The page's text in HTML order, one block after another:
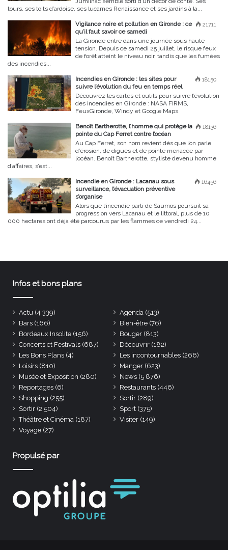
tours, ses toits d’ardoise, ses lucarnes Renaissance et ses jardins à la...
21711
Vigilance noire et pollution en Gironde : ce
qu’il faut savoir ce samedi
La Gironde entre dans une journée sous haute
tension. Depuis ce samedi 25 juillet, le risque feux
de forêt atteint le niveau noir, tandis que les fumées
des incendies...
18150
Incendies en Gironde : les sites pour
suivre l’évolution du feu en temps réel
Découvrez les cartes et outils pour suivre l’évolution
des incendies en Gironde : NASA FIRMS,
FeuxGironde, Windy et Google Maps.
18136
Benoît Bartherotte, l’homme qui protège la
pointe du Cap Ferret contre l’océan
Au Cap Ferret, son nom revient dès que l’on parle
d’érosion, de digues et de pointe menacée par
l’océan. Benoît Bartherotte, styliste devenu homme
d’affaires, s’est...
16456
Incendie en Gironde : Lacanau sous
surveillance, l’évacuation préventive
s’organise
Alors que l’incendie parti de Saumos poursuit sa
progression vers Lacanau et le littoral, plus de 10
000 hectares ont déjà été parcourus par les flammes ce vendredi 24...
Infos et bons plans
Actu (4 339) Agenda (513)
Bars (166) Bien-être (76)
Bordeaux Insolite (156) Bouger (813)
Concerts et Festivals (687) Découvrir (182)
Les Bons Plans (4) Les incontournables (266)
Loisirs (810) Manger (623)
Musée et Exposition (280) News (5 876)
Reportages (6) Restaurants (446)
Shopping (255) Sortir (289)
Sortir (2 504) Sport (375)
Théâtre et Cinéma (187) Visiter (149)
Voyage (27)
Propulsé par